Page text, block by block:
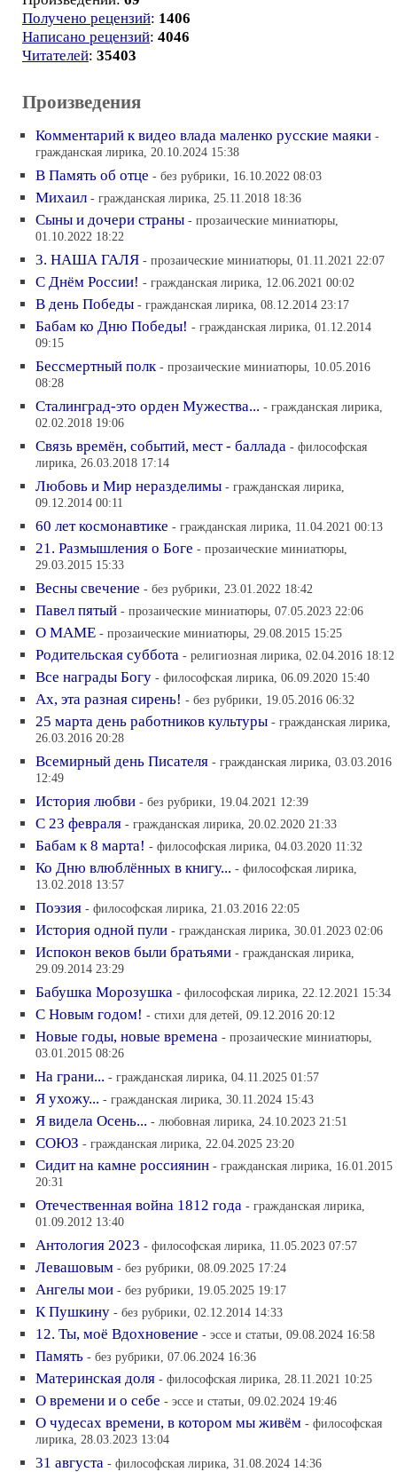
Получено рецензий: 1406
Написано рецензий: 4046
Читателей: 35403
Произведения
Комментарий к видео влада маленко русские маяки -
гражданская лирика, 20.10.2024 15:38
В Память об отце - без рубрики, 16.10.2022 08:03
Михаил - гражданская лирика, 25.11.2018 18:36
Сыны и дочери страны - прозаические миниатюры,
01.10.2022 18:22
3. НАША ГАЛЯ - прозаические миниатюры, 01.11.2021 22:07
С Днём России! - гражданская лирика, 12.06.2021 00:02
В день Победы - гражданская лирика, 08.12.2014 23:17
Бабам ко Дню Победы! - гражданская лирика, 01.12.2014
09:15
Бессмертный полк - прозаические миниатюры, 10.05.2016
08:28
Сталинград-это орден Мужества... - гражданская лирика,
02.02.2018 19:06
Связь времён, событий, мест - баллада - философская
лирика, 26.03.2018 17:14
Любовь и Мир неразделимы - гражданская лирика,
09.12.2014 00:11
60 лет космонавтике - гражданская лирика, 11.04.2021 00:13
21. Размышления о Боге - прозаические миниатюры,
29.03.2015 15:33
Весны свечение - без рубрики, 23.01.2022 18:42
Павел пятый - прозаические миниатюры, 07.05.2023 22:06
О МАМЕ - прозаические миниатюры, 29.08.2015 15:25
Родительская суббота - религиозная лирика, 02.04.2016 18:12
Все награды Богу - философская лирика, 06.09.2020 15:40
Ах, эта разная сирень! - без рубрики, 19.05.2016 06:32
25 марта день работников культуры - гражданская лирика,
26.03.2016 20:28
Всемирный день Писателя - гражданская лирика, 03.03.2016
12:49
История любви - без рубрики, 19.04.2021 12:39
С 23 февраля - гражданская лирика, 20.02.2020 21:33
Бабам к 8 марта! - философская лирика, 04.03.2020 11:32
Ко Дню влюблённых в книгу... - философская лирика,
13.02.2018 13:57
Поэзия - философская лирика, 21.03.2016 22:05
История одной пули - гражданская лирика, 30.01.2023 02:06
Испокон веков были братьями - гражданская лирика,
29.09.2014 23:29
Бабушка Морозушка - философская лирика, 22.12.2021 15:34
С Новым годом! - стихи для детей, 09.12.2016 20:12
Новые годы, новые времена - прозаические миниатюры,
03.01.2015 08:26
На грани... - гражданская лирика, 04.11.2025 01:57
Я ухожу... - гражданская лирика, 30.11.2024 15:43
Я видела Осень... - любовная лирика, 24.10.2023 21:51
СОЮЗ - гражданская лирика, 22.04.2025 23:20
Сидит на камне россиянин - гражданская лирика, 16.01.2015
20:31
Отечественная война 1812 года - гражданская лирика,
01.09.2012 13:40
Антология 2023 - философская лирика, 11.05.2023 07:57
Левашовым - без рубрики, 08.09.2025 17:24
Ангелы мои - без рубрики, 19.05.2025 19:17
К Пушкину - без рубрики, 02.12.2014 14:33
12. Ты, моё Вдохновение - эссе и статьи, 09.08.2024 16:58
Память - без рубрики, 07.06.2024 16:36
Материнская доля - философская лирика, 28.11.2021 10:25
О времени и о себе - эссе и статьи, 09.02.2024 19:46
О чудесах времени, в котором мы живём - философская
лирика, 28.03.2023 13:04
31 августа - философская лирика, 31.08.2024 14:36